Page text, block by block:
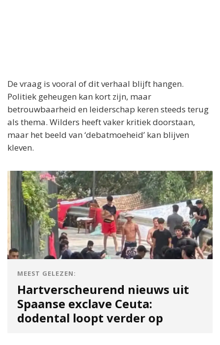
De vraag is vooral of dit verhaal blijft hangen.
Politiek geheugen kan kort zijn, maar
betrouwbaarheid en leiderschap keren steeds terug
als thema. Wilders heeft vaker kritiek doorstaan,
maar het beeld van ‘debatmoeheid’ kan blijven
kleven.
MEEST GELEZEN:
Hartverscheurend nieuws uit
Spaanse exclave Ceuta:
dodental loopt verder op